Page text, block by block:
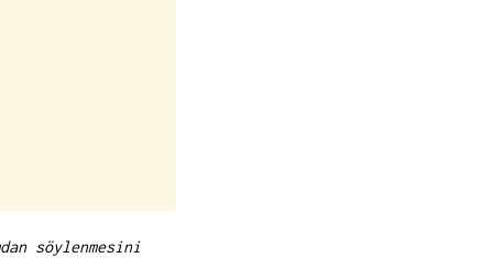
söylenmesini